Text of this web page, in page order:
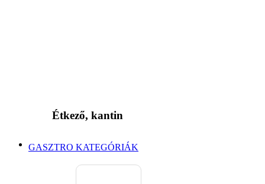
Étkező, kantin
GASZTRO KATEGÓRIÁK